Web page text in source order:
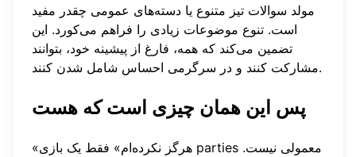
مولد سوالات تیز متنوع یا دسته‌های عمومی چقدر مفید
است. تنوع موضوعات زیادی را فراهم می‌کورد. این
تضمین می‌کند که همه، فارغ از پیشینه خود، بتوانند
مشارکت کنند و در سرگرمی احساس شامل شدن کنند.
پس این همان چیزی است که هست
«هرگز نکرده‌ام» فقط یک بازی parties معمولی نیست.